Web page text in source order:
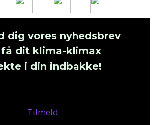
dig vores nyhedsbrev
få dit klima-klimax
i din indbakke!
Tilmeld